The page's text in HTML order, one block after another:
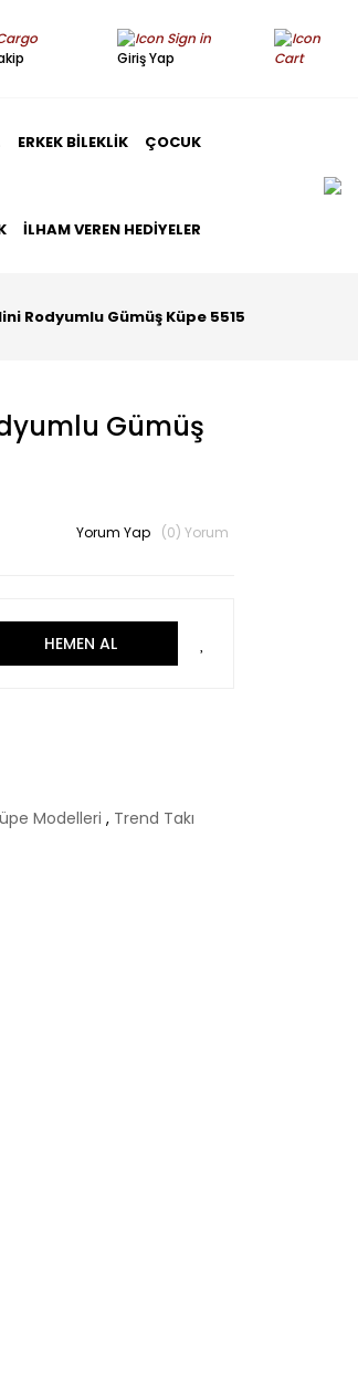
Giriş Yap
ERKEK BILEKLIK ÇOCUK
İLHAM VEREN HEDIYELER
Rodyumlu Gümüş Küpe 5515
Gümüş
Yorum Yap (0) Yorum
HEMEN AL
Modelleri , Trend Takı